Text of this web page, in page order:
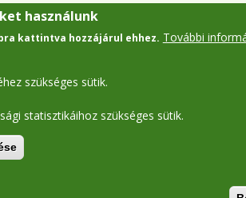
használunk
kattintva hozzájárul ehhez. További
szükséges sütik.
statisztikáihoz szükséges sütik.